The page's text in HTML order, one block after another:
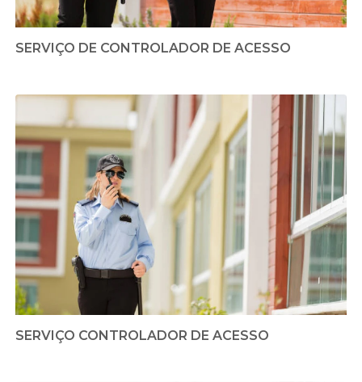
SERVIÇO DE CONTROLADOR DE ACESSO
SERVIÇO CONTROLADOR DE ACESSO